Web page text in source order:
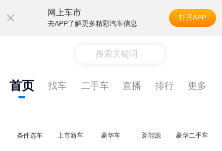
网上车市
去APP了解更多精彩汽车信息
打开APP
搜索关键词
首页 找车 二手车 直播 排行 更多
条件选车 上市新车 豪华车 新能源 豪华二手车